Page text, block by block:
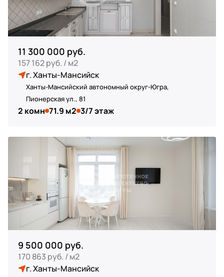
11 300 000 руб.
157 162 руб. / м2
г. Ханты-Мансийск
Ханты-Мансийский автономный округ-Югра,
Пионерская ул., 81
2 комн 71.9 м2 3/7 этаж
9 500 000 руб.
170 863 руб. / м2
г. Ханты-Мансийск